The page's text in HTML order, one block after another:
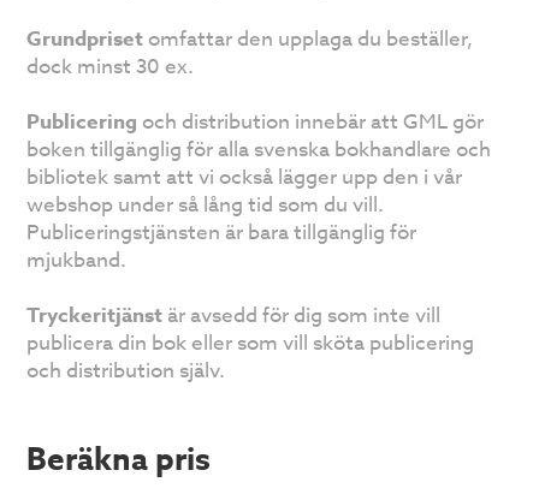
Grundpriset omfattar den upplaga du beställer,
dock minst 30 ex.
Publicering och distribution innebär att GML gör
boken tillgänglig för alla svenska bokhandlare och
bibliotek samt att vi också lägger upp den i vår
webshop under så lång tid som du vill.
Publiceringstjänsten är bara tillgänglig för
mjukband.
Tryckeritjänst är avsedd för dig som inte vill
publicera din bok eller som vill sköta publicering
och distribution själv.
Beräkna pris